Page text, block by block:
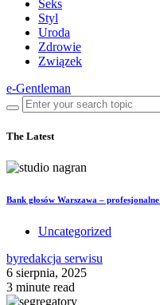
Seks
Styl
Uroda
Zdrowie
Związek
e-Gentleman
The Latest
Bank głosów Warszawa –
Uncategorized
byredakcja serwisu
6 sierpnia, 2025
3 minute read